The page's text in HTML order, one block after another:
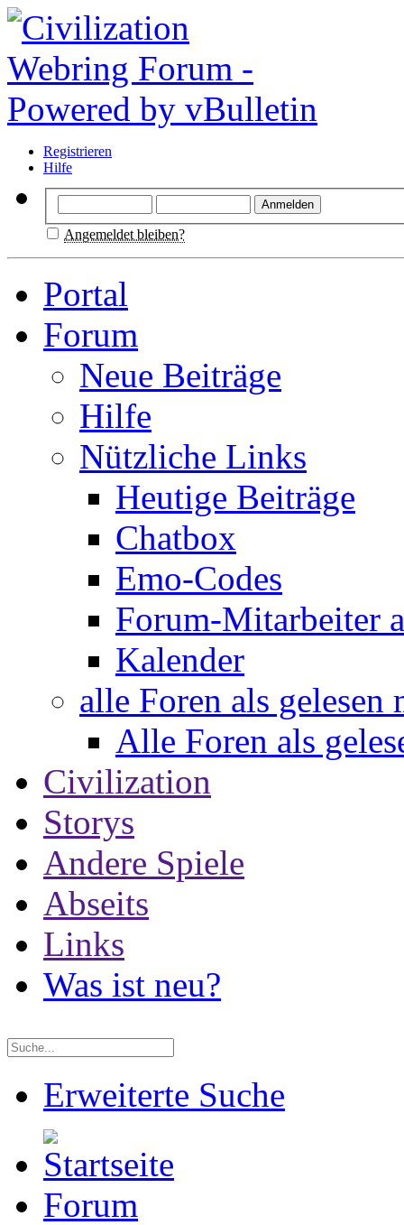
Registrieren
Hilfe
Angemeldet bleiben?
Portal
Forum
Neue Beiträge
Hilfe
Nützliche Links
Heutige Beiträge
Chatbox
Emo-Codes
Forum-Mitarbeiter
Kalender
alle Foren als gelesen
Alle Foren als
Civilization
Storys
Andere Spiele
Abseits
Links
Was ist neu?
Erweiterte Suche
Forum